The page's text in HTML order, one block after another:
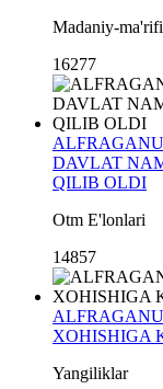
Madaniy-
16277
DAVLAT
QILIB OLDI
Otm E'lonlari
14857
XOHISHIGA
Yangiliklar